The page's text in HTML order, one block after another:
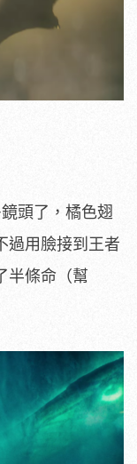
頭了，橘色翅
過用臉接到王者
半條命（幫